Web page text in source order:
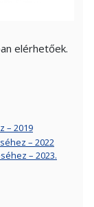
elérhetőek.
– 2019
– 2022
– 2023.